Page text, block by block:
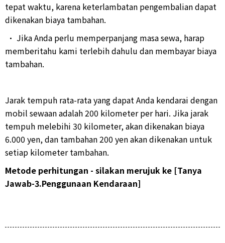
tepat waktu, karena keterlambatan pengembalian dapat
dikenakan biaya tambahan.
• Jika Anda perlu memperpanjang masa sewa, harap
memberitahu kami terlebih dahulu dan membayar biaya
tambahan.
Jarak tempuh rata-rata yang dapat Anda kendarai dengan
mobil sewaan adalah 200 kilometer per hari. Jika jarak
tempuh melebihi 30 kilometer, akan dikenakan biaya
6.000 yen, dan tambahan 200 yen akan dikenakan untuk
setiap kilometer tambahan.
Metode perhitungan - silakan merujuk ke [Tanya
Jawab-3.Penggunaan Kendaraan]